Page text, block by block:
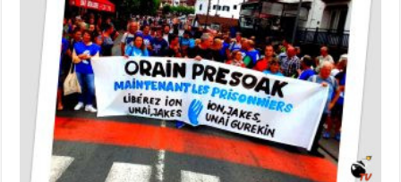
délibéré
sera
rendu
le
26
janvier,
nous
continuons
à
demander
la
relaxe
des
9
prévenus »